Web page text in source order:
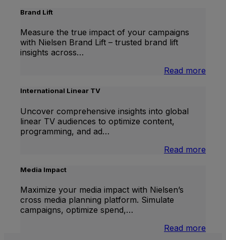
Brand Lift
Measure the true impact of your campaigns
with Nielsen Brand Lift – trusted brand lift
insights across…
Read more
International Linear TV
Uncover comprehensive insights into global
linear TV audiences to optimize content,
programming, and ad…
Read more
Media Impact
Maximize your media impact with Nielsen’s
cross media planning platform. Simulate
campaigns, optimize spend,…
Read more